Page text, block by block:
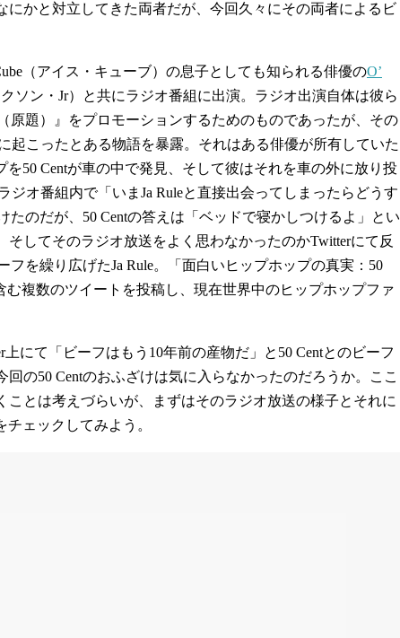
にかと対立してきた両者だが、今回久々にその両者によるビ
（アイス・キューブ）の息子としても知られる俳優のO’
クソン・Jr）と共にラジオ番組に出演。ラジオ出演自体は彼ら
（原題）』をプロモーションするためのものであったが、その
起こったとある物語を暴露。それはある俳優が所有していた
を50 Centが車の中で発見、そして彼はそれを車の外に放り投
ジオ番組内で「いまJa Ruleと直接出会ってしまったらどうす
たのだが、50 Centの答えは「ベッドで寝かしつけるよ」とい
そしてそのラジオ放送をよく思わなかったのかTwitterにて反
フを繰り広げたJa Rule。「面白いヒップホップの真実：50
む複数のツイートを投稿し、現在世界中のヒップホップファ
上にて「ビーフはもう10年前の産物だ」と50 Centとのビーフ
の50 Centのおふざけは気に入らなかったのだろうか。ここ
ことは考えづらいが、まずはそのラジオ放送の様子とそれに
チェックしてみよう。